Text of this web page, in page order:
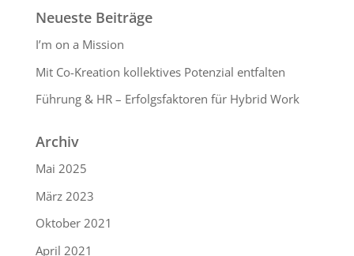
Neueste Beiträge
I’m on a Mission
Mit Co-Kreation kollektives Potenzial entfalten
Führung & HR – Erfolgsfaktoren für Hybrid Work
Archiv
Mai 2025
März 2023
Oktober 2021
April 2021